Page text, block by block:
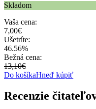
Skladom
Vaša cena:
7,00€
Ušetríte:
46.56%
Bežná cena:
13,10€
Do košíkaHneď kúpiť
Recenzie